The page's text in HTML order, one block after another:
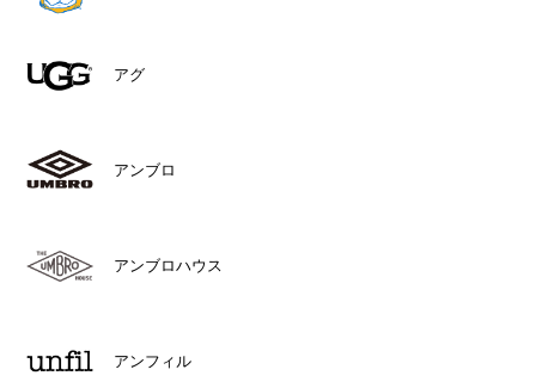
アグ
アンブロ
アンブロハウス
アンフィル